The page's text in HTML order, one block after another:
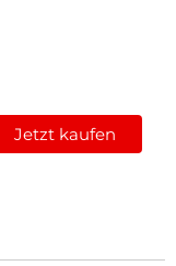
Jetzt kaufen